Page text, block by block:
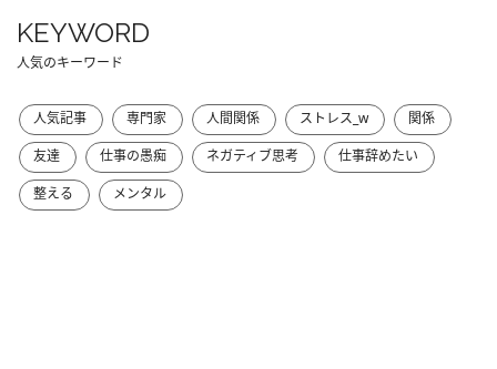
KEYWORD
人気のキーワード
人気記事 専門家 人間関係 ストレス_w
関係
友達
仕事の愚痴 ネガティブ思考
仕事辞めたい
整える
メンタル